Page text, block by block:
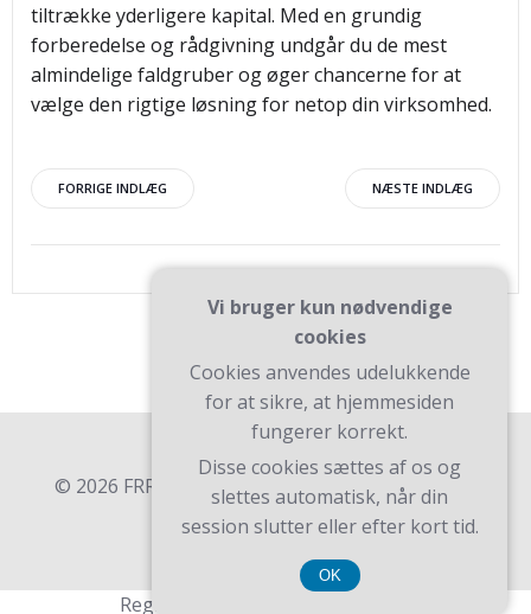
tiltrække yderligere kapital. Med en grundig
forberedelse og rådgivning undgår du de mest
almindelige faldgruber og øger chancerne for at
vælge den rigtige løsning for netop din virksomhed.
Indlægsnavigation
FORRIGE INDLÆG NÆSTE INDLÆG
© 2026 FRR. Bygget ved at bruge WordPress og
Teluro Theme .
Registreringsnummer 3740 7739
Vi bruger kun nødvendige
cookies
Cookies anvendes udelukkende
for at sikre, at hjemmesiden
fungerer korrekt.
Disse cookies sættes af os og
slettes automatisk, når din
session slutter eller efter kort tid.
OK